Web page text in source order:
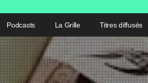
Podcasts La Grille Titres diffusés